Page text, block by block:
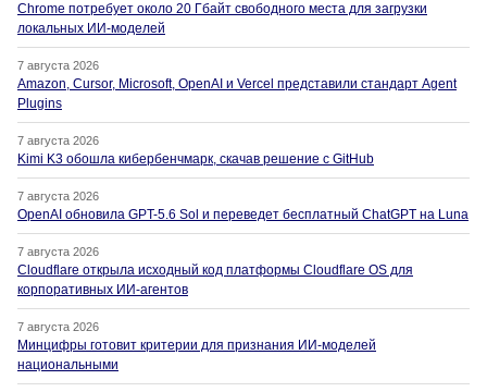
Chrome потребует около 20 Гбайт свободного места для загрузки
локальных ИИ-моделей
7 августа 2026
Amazon, Cursor, Microsoft, OpenAI и Vercel представили стандарт Agent
Plugins
7 августа 2026
Kimi K3 обошла кибербенчмарк, скачав решение с GitHub
7 августа 2026
OpenAI обновила GPT-5.6 Sol и переведет бесплатный ChatGPT на Luna
7 августа 2026
Cloudflare открыла исходный код платформы Cloudflare OS для
корпоративных ИИ-агентов
7 августа 2026
Минцифры готовит критерии для признания ИИ-моделей
национальными